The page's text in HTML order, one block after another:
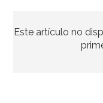
Este artículo no